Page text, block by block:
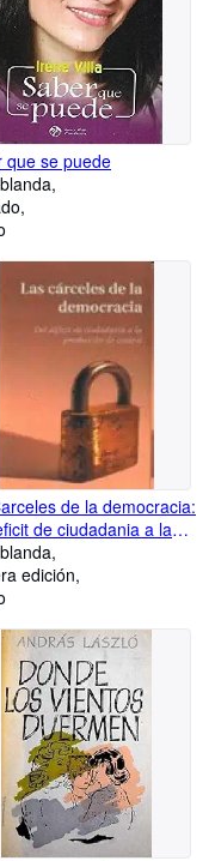
que se puede
de la democracia:
de ciudadania a la
de control
edición